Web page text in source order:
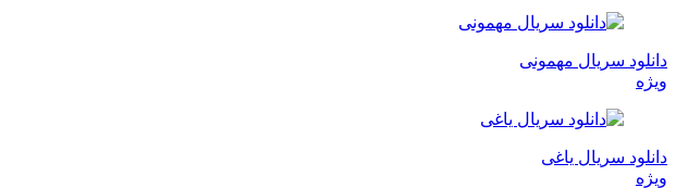
دانلود سریال مهمونی
ویژه
دانلود سریال یاغی
ویژه